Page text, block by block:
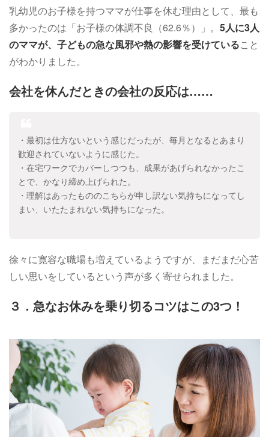
乳幼児のお子様を持つママが仕事を休む理由として、最も
多かったのは「お子様の体調不良（62.6％）」。 5人に3人
のママが、子どもの急な風邪や熱の影響を受けていること
がわかりました。
会社を休んだときの会社の反応は……
・最初は仕方ないという感じだったが、毎月となるとあまり
歓迎されていないように感じた。
・在宅ワークでカバーしつつも、成果があげられなかったこ
とで、かなり締め上げられた。
・理解はあったもののこちらが申し訳ない気持ちになってし
まい、いたたまれない気持ちになった。
徐々に寛容な職場も増えているようですが、まだまだ心苦
しい思いをしているという声が多く寄せられました。
３．急なお休みを乗り切るコツはこの3つ！